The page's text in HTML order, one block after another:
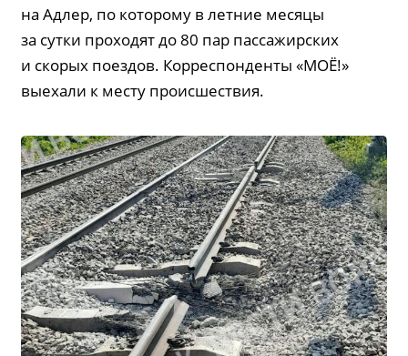
на Адлер, по которому в летние месяцы
за сутки проходят до 80 пар пассажирских
и скорых поездов. Корреспонденты «МОЁ!»
выехали к месту происшествия.